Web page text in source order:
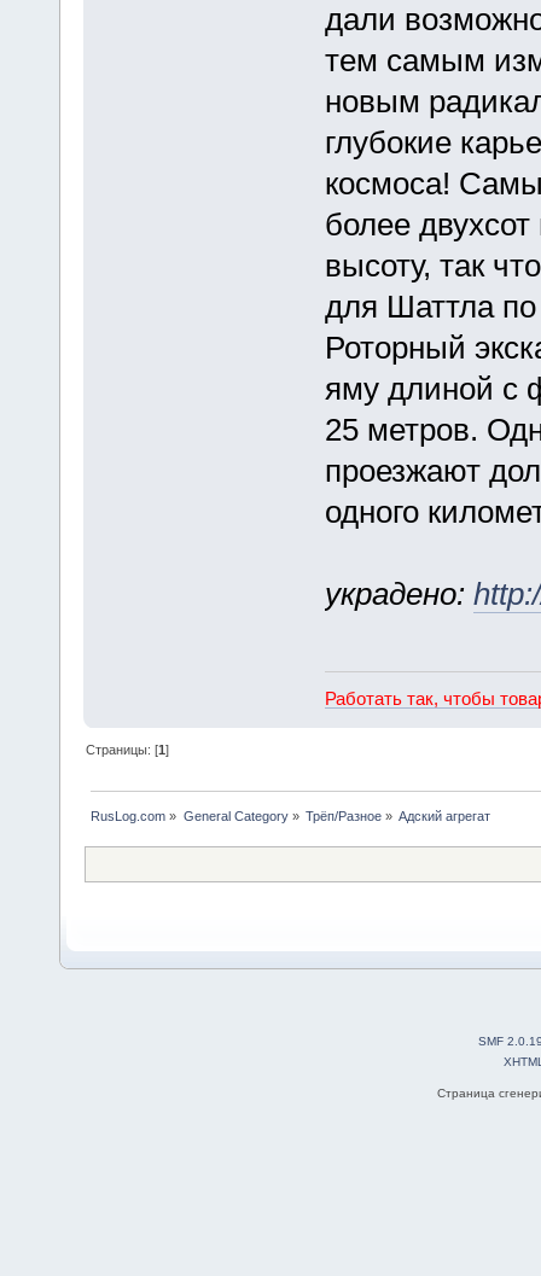
дали
тем самым
новым
глубокие
космоса!
более
высоту, так
для Шаттла
Роторный
яму длиной с
25 метров.
проезжают
одного
украдено:
Работать так, чтобы
Страницы: [1]
RusLog.com » General Category» Трёп/Разное» Адский агрегат
SMF
Страница